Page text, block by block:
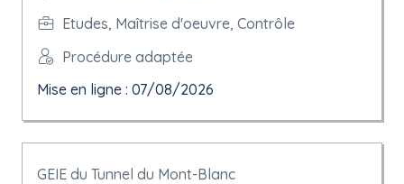
Etudes, Maîtrise d'oeuvre, Contrôle
Procédure adaptée
Mise en ligne : 07/08/2026
GEIE du Tunnel du Mont-Blanc